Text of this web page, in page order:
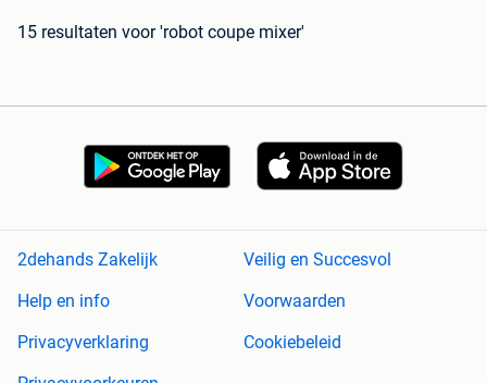
15 resultaten voor 'robot coupe mixer'
2dehands Zakelijk
Veilig en Succesvol
Help en info
Voorwaarden
Privacyverklaring
Cookiebeleid